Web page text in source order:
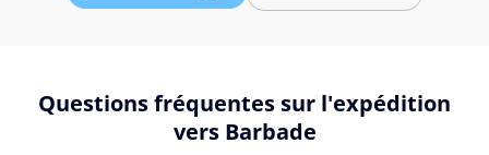
Questions fréquentes sur l'expédition
vers Barbade